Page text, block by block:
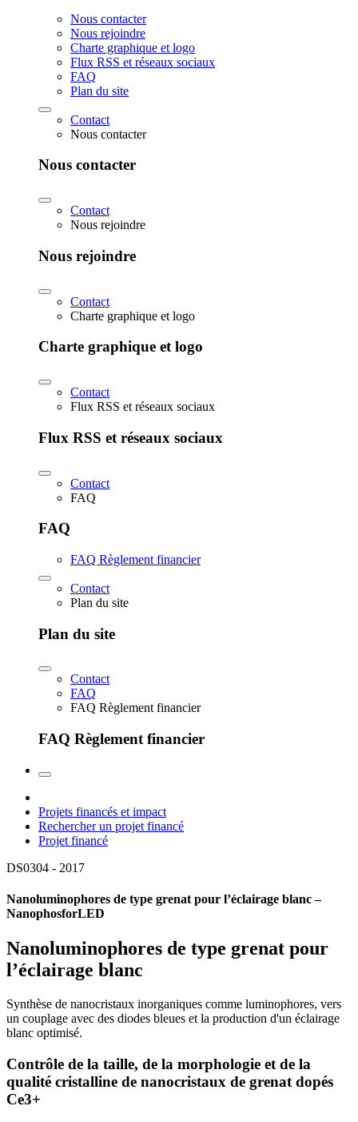
Nous contacter
Nous rejoindre
Charte graphique et logo
Flux RSS et réseaux sociaux
FAQ
Plan du site
Contact
Nous contacter
Nous contacter
Contact
Nous rejoindre
Nous rejoindre
Contact
Charte graphique et logo
Charte graphique et logo
Contact
Flux RSS et réseaux sociaux
Flux RSS et réseaux sociaux
Contact
FAQ
FAQ
FAQ Règlement financier
Contact
Plan du site
Plan du site
Contact
FAQ
FAQ Règlement financier
FAQ Règlement financier
Projets financés et impact
Rechercher un projet financé
Projet financé
DS0304 - 2017
Nanoluminophores de type grenat pour l’éclairage blanc –
NanophosforLED
Nanoluminophores de type grenat pour
l’éclairage blanc
Synthèse de nanocristaux inorganiques comme luminophores, vers
un couplage avec des diodes bleues et la production d'un éclairage
blanc optimisé.
Contrôle de la taille, de la morphologie et de la
qualité cristalline de nanocristaux de grenat dopés
Ce3+